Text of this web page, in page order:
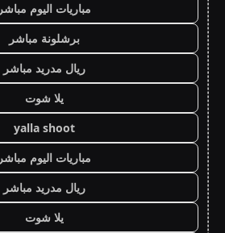
مباريات اليوم مباشر
برشلونة مباشر
ريال مدريد مباشر
يلا شوت
yalla shoot
مباريات اليوم مباشر
ريال مدريد مباشر
يلا شوت